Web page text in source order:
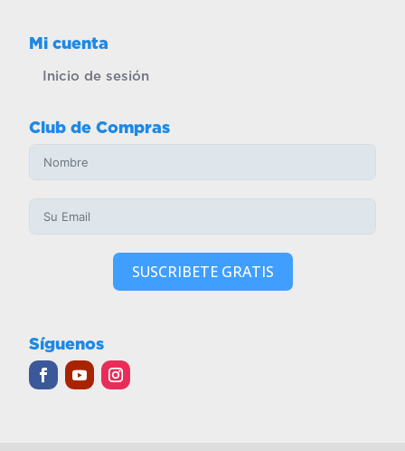
Mi cuenta
Inicio de sesión
Club de Compras
SUSCRIBETE GRATIS
Síguenos